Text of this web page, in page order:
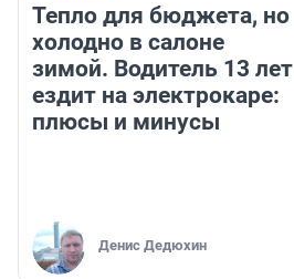
Тепло для бюджета, но
холодно в салоне
зимой. Водитель 13 лет
ездит на электрокаре:
плюсы и минусы
Денис Дедюхин